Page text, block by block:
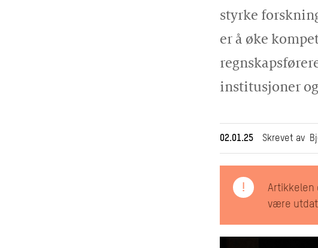
styrke
er å øke
institusjoner
02.01.25 Skrevet av
!
Artikkelen
være